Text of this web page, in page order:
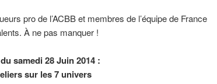
pro de l’ACBB et membres de l’équipe de France
À ne pas manquer !
samedi 28 Juin 2014 :
sur les 7 univers